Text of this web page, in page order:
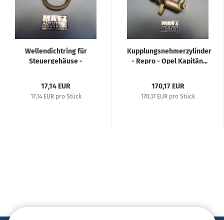
Wellendichtring für
Steuergehäuse -
17,14 EUR
17,14 EUR pro Stück
Kupplungsnehmerzylinder
- Repro - Opel Kapitän...
170,17 EUR
170,17 EUR pro Stück